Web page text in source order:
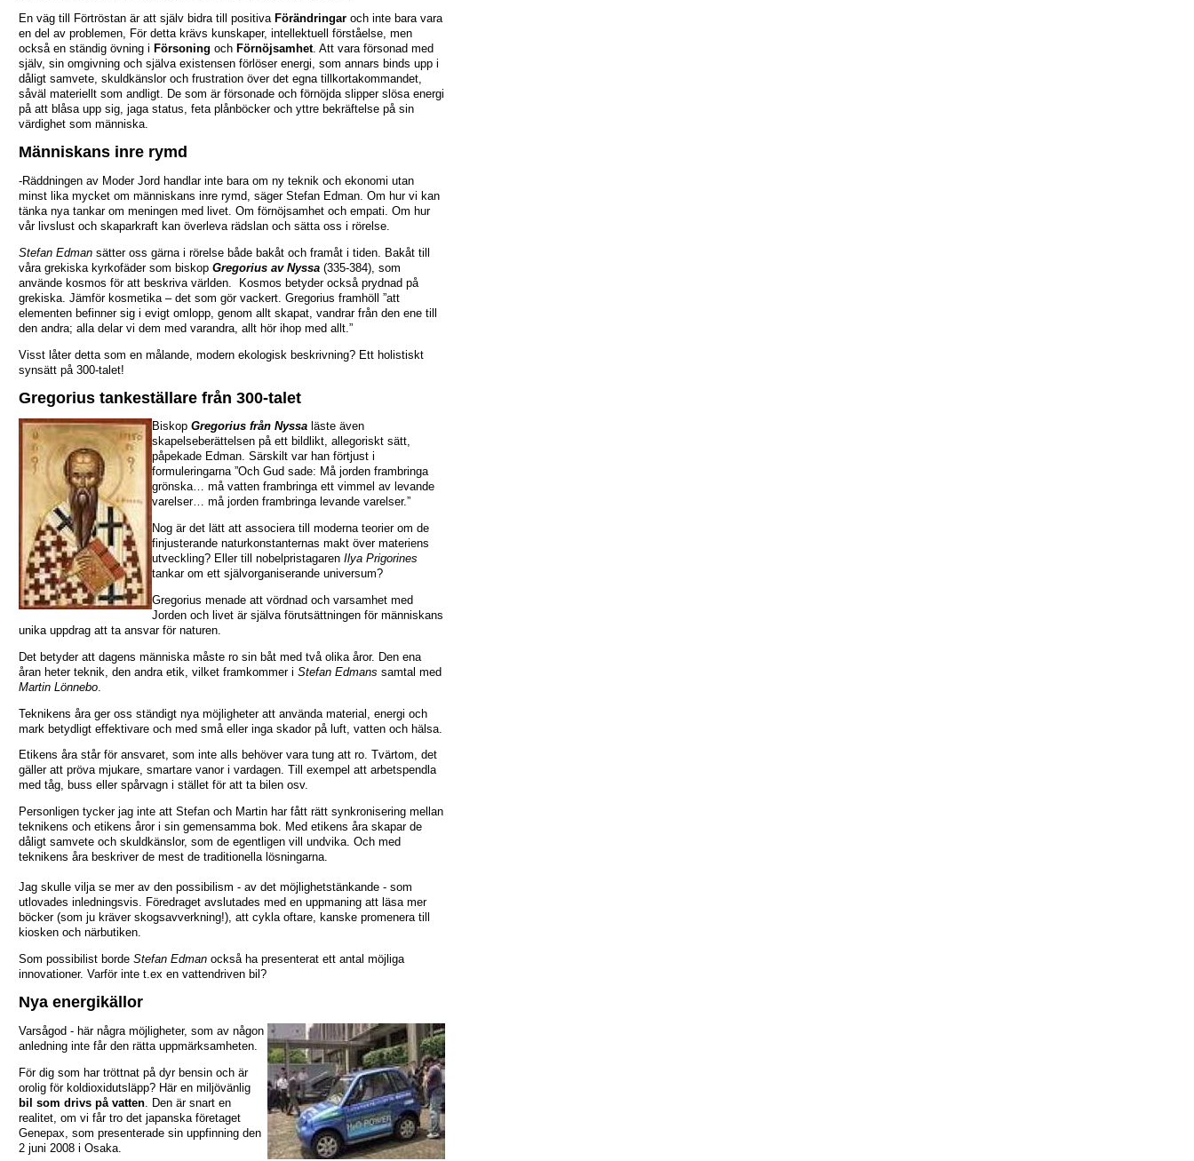
En väg till Förtröstan är att själv bidra till positiva Förändringar och inte bara vara
en del av problemen, För detta krävs kunskaper, intellektuell förståelse, men
också en ständig övning i Försoning och Förnöjsamhet. Att vara försonad med
själv, sin omgivning och själva existensen förlöser energi, som annars binds upp i
dåligt samvete, skuldkänslor och frustration över det egna tillkortakommandet,
såväl materiellt som andligt. De som är försonade och förnöjda slipper slösa energi
på att blåsa upp sig, jaga status, feta plånböcker och yttre bekräftelse på sin
värdighet som människa.
Människans inre rymd
-Räddningen av Moder Jord handlar inte bara om ny teknik och ekonomi utan
minst lika mycket om människans inre rymd, säger Stefan Edman. Om hur vi kan
tänka nya tankar om meningen med livet. Om förnöjsamhet och empati. Om hur
vår livslust och skaparkraft kan överleva rädslan och sätta oss i rörelse.
Stefan Edman sätter oss gärna i rörelse både bakåt och framåt i tiden. Bakåt till
våra grekiska kyrkofäder som biskop Gregorius av Nyssa (335-384), som
använde kosmos för att beskriva världen. Kosmos betyder också prydnad på
grekiska. Jämför kosmetika – det som gör vackert. Gregorius framhöll ”att
elementen befinner sig i evigt omlopp, genom allt skapat, vandrar från den ene till
den andra; alla delar vi dem med varandra, allt hör ihop med allt.”
Visst låter detta som en målande, modern ekologisk beskrivning? Ett holistiskt
synsätt på 300-talet!
Gregorius tankeställare från 300-talet
Biskop Gregorius från Nyssa läste även
skapelseberättelsen på ett bildlikt, allegoriskt sätt,
påpekade Edman. Särskilt var han förtjust i
formuleringarna ”Och Gud sade: Må jorden frambringa
grönska… må vatten frambringa ett vimmel av levande
varelser… må jorden frambringa levande varelser.”
Nog är det lätt att associera till moderna teorier om de
finjusterande naturkonstanternas makt över materiens
utveckling? Eller till nobelpristagaren Ilya Prigorines
tankar om ett självorganiserande universum?
Gregorius menade att vördnad och varsamhet med
Jorden och livet är själva förutsättningen för människans
unika uppdrag att ta ansvar för naturen.
Det betyder att dagens människa måste ro sin båt med två olika åror. Den ena
åran heter teknik, den andra etik, vilket framkommer i Stefan Edmans samtal med
Martin Lönnebo
Teknikens åra ger oss ständigt nya möjligheter att använda material, energi och
mark betydligt effektivare och med små eller inga skador på luft, vatten och hälsa.
Etikens åra står för ansvaret, som inte alls behöver vara tung att ro. Tvärtom, det
gäller att pröva mjukare, smartare vanor i vardagen. Till exempel att arbetspendla
med tåg, buss eller spårvagn i stället för att ta bilen osv.
Personligen tycker jag inte att Stefan och Martin har fått rätt synkronisering mellan
teknikens och etikens åror i sin gemensamma bok. Med etikens åra skapar de
dåligt samvete och skuldkänslor, som de egentligen vill undvika. Och med
teknikens åra beskriver de mest de traditionella lösningarna.
Jag skulle vilja se mer av den possibilism - av det möjlighetstänkande - som
utlovades inledningsvis. Föredraget avslutades med en uppmaning att läsa mer
böcker (som ju kräver skogsavverkning!), att cykla oftare, kanske promenera till
kiosken och närbutiken.
Som possibilist borde Stefan Edman också ha presenterat ett antal möjliga
innovationer. Varför inte t.ex en vattendriven bil?
Nya energikällor
Varsågod - här några möjligheter, som av någon
anledning inte får den rätta uppmärksamheten.
För dig som har tröttnat på dyr bensin och är
orolig för koldioxidutsläpp? Här en miljövänlig
bil som drivs på vatten . Den är snart en
realitet, om vi får tro det japanska företaget
Genepax, som presenterade sin uppfinning den
2 juni 2008 i Osaka.